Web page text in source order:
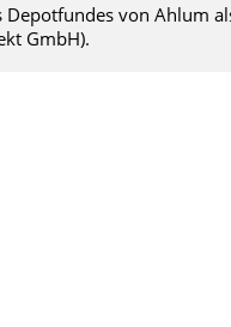
Depotfundes von Ahlum
GmbH).